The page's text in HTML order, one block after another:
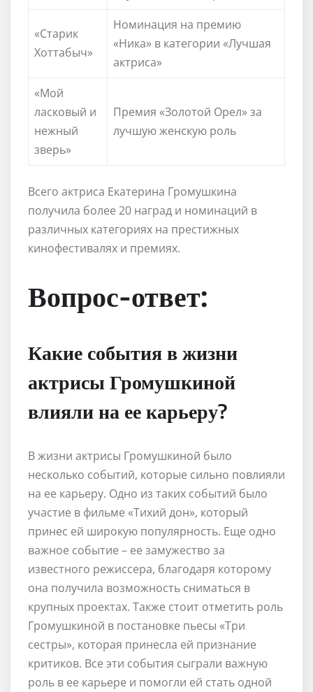
«Старик
Хоттабыч»
Номинация на премию
«Ника» в категории «Лучшая
актриса»
«Мой
ласковый и
нежный
зверь»
Премия «Золотой Орел» за
лучшую женскую роль
Всего актриса Екатерина Громушкина
получила более 20 наград и номинаций в
различных категориях на престижных
кинофестивалях и премиях.
Вопрос-ответ:
Какие события в жизни
актрисы Громушкиной
влияли на ее карьеру?
В жизни актрисы Громушкиной было
несколько событий, которые сильно повлияли
на ее карьеру. Одно из таких событий было
участие в фильме «Тихий дон», который
принес ей широкую популярность. Еще одно
важное событие – ее замужество за
известного режиссера, благодаря которому
она получила возможность сниматься в
крупных проектах. Также стоит отметить роль
Громушкиной в постановке пьесы «Три
сестры», которая принесла ей признание
критиков. Все эти события сыграли важную
роль в ее карьере и помогли ей стать одной